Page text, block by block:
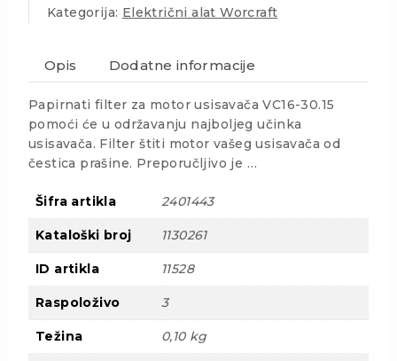
Kategorija: Električni alat Worcraft
Opis Dodatne informacije
Papirnati filter za motor usisavača VC16-30.15
pomoći će u održavanju najboljeg učinka
usisavača. Filter štiti motor vašeg usisavača od
čestica prašine. Preporučljivo je …
Šifra artikla 2401443
Kataloški broj 1130261
ID artikla 11528
Raspoloživo 3
Težina 0,10 kg